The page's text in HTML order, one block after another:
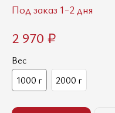
Под заказ 1-2 дня
2 970 ₽
Вес
1000 г
2000 г